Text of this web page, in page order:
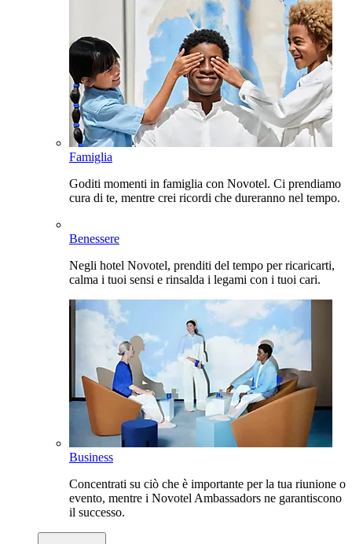
Famiglia
Goditi momenti in famiglia con Novotel. Ci prendiamo
cura di te, mentre crei ricordi che dureranno nel tempo.
Benessere
Negli hotel Novotel, prenditi del tempo per ricaricarti,
calma i tuoi sensi e rinsalda i legami con i tuoi cari.
Business
Concentrati su ciò che è importante per la tua riunione o
evento, mentre i Novotel Ambassadors ne garantiscono
il successo.